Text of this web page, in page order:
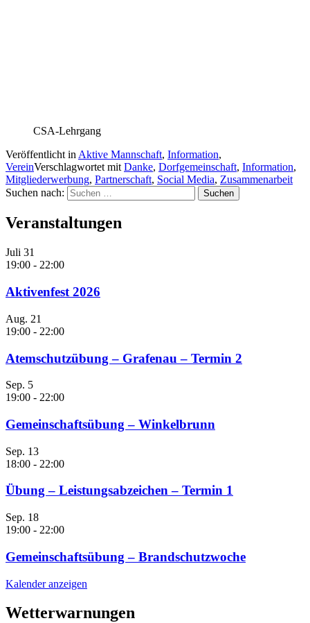
CSA-Lehrgang
Veröffentlicht in Aktive Mannschaft, Information,
VereinVerschlagwortet mit Danke, Dorfgemeinschaft, Information,
Mitgliederwerbung, Partnerschaft, Social Media, Zusammenarbeit
Suchen nach:
Veranstaltungen
Juli 31
19:00 - 22:00
Aktivenfest 2026
Aug. 21
19:00 - 22:00
Atemschutzübung – Grafenau – Termin 2
Sep. 5
19:00 - 22:00
Gemeinschaftsübung – Winkelbrunn
Sep. 13
18:00 - 22:00
Übung – Leistungsabzeichen – Termin 1
Sep. 18
19:00 - 22:00
Gemeinschaftsübung – Brandschutzwoche
Kalender anzeigen
Wetterwarnungen